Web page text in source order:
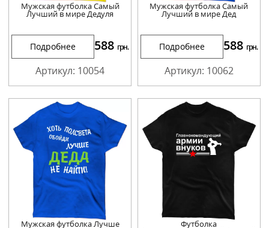
Мужская футболка Самый
Лучший в мире Дедуля
Подробнее 588 грн.
Артикул: 10054
Мужская футболка Самый
Лучший в мире Дед
Подробнее 588 грн.
Артикул: 10062
Мужская футболка Лучше Футболка